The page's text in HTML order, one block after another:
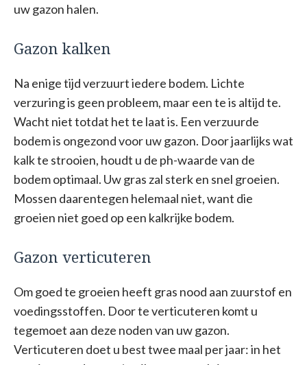
uw gazon halen.
Gazon kalken
Na enige tijd verzuurt iedere bodem. Lichte
verzuring is geen probleem, maar een te is altijd te.
Wacht niet totdat het te laat is. Een verzuurde
bodem is ongezond voor uw gazon. Door jaarlijks wat
kalk te strooien, houdt u de ph-waarde van de
bodem optimaal. Uw gras zal sterk en snel groeien.
Mossen daarentegen helemaal niet, want die
groeien niet goed op een kalkrijke bodem.
Gazon verticuteren
Om goed te groeien heeft gras nood aan zuurstof en
voedingsstoffen. Door te verticuteren komt u
tegemoet aan deze noden van uw gazon.
Verticuteren doet u best twee maal per jaar: in het